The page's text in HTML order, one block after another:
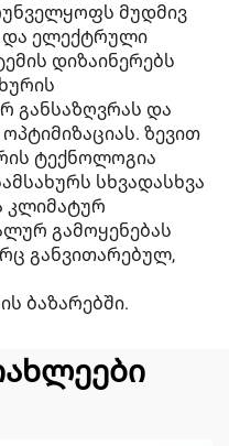
მუდმივ
და ელექტრული
დიზაინერებს
განსაზღვრას და
ზევით
ტექნოლოგია
სხვადასხვა
კლიმატურ
გამოყენებას
განვითარებულ,
ბაზარებში.